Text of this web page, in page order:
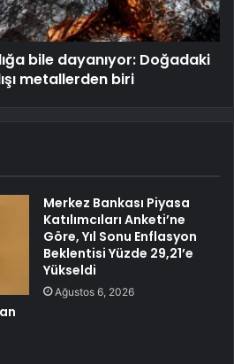
bile dayanıyor: Doğadaki
metallerden biri
Merkez Bankası Piyasa
Katılımcıları Anketi’ne
Göre, Yıl Sonu Enflasyon
Beklentisi Yüzde 29,21’e
Yükseldi
Ağustos 6, 2026